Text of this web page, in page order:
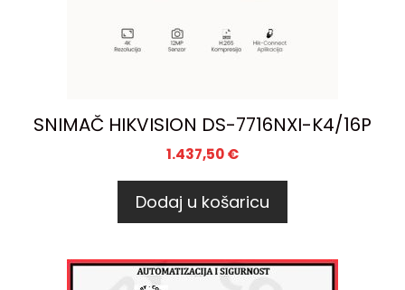
SNIMAČ HIKVISION DS-7716NXI-K4/16P
1.437,50€
Dodaj u košaricu